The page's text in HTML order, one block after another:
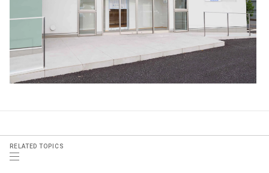
RELATED TOPICS